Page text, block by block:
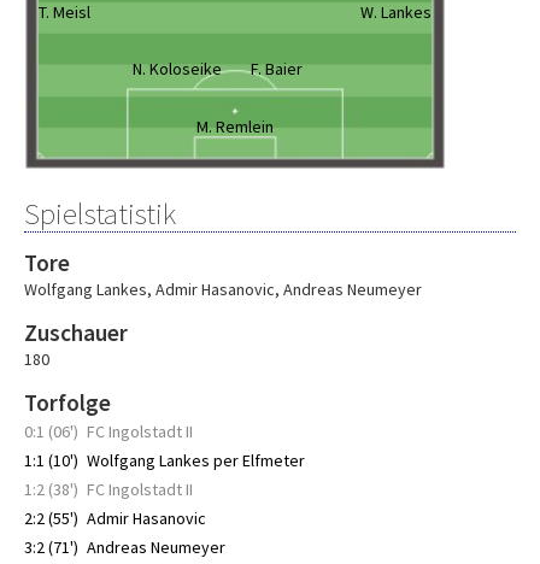
T. Meisl W. Lankes
N. Koloseike F. Baier
M. Remlein
Spielstatistik
Tore
Wolfgang Lankes, Admir Hasanovic, Andreas Neumeyer
Zuschauer
180
Torfolge
0:1 (06') FC Ingolstadt II
1:1 (10') Wolfgang Lankes per Elfmeter
1:2 (38') FC Ingolstadt II
2:2 (55') Admir Hasanovic
3:2 (71') Andreas Neumeyer